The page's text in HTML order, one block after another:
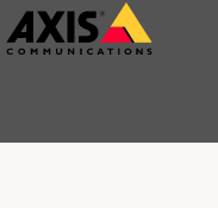
Przejdź
do